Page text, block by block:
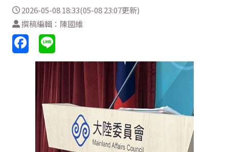
2026-05-08 18:33(05-08 23:07更新)
撰稿編輯：陳國維